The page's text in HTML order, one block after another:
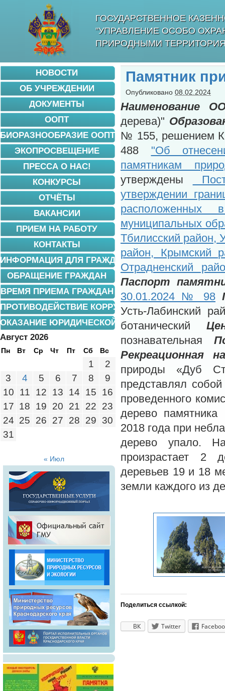
ГОСУДАРСТВЕННОЕ
"УПРАВЛЕНИЕ ОСОБО
ПРИРОДНЫМИ
Памятник
Опубликовано 08.02.2024
Наименование
дерева)"
№ 155, решением
488 "Об
памятникам
утверждены
утверждении
муниципальных
Тбилисский район,
район, Крымский
Отрадненский
Паспорт
30.01.2024 № 98
Усть-Лабинский
ботанический
познавательная
Рекреационная
природы «Дуб
представлял
проведенного
дерево
2018 года при
дерево упало.
произрастает 2
деревьев 19 и 18
земли каждого из
Поделиться ссылкой:
ВК Twitter
НОВОСТИ
ОБ УЧРЕЖДЕНИИ
ДОКУМЕНТЫ
ООПТ
БИОРАЗНООБРАЗИЕ ООПТ
ЭКОПРОСВЕЩЕНИЕ
ПРЕССА О НАС!
КОНКУРСЫ
ОТЧЁТЫ
ВАКАНСИИ
ПРИЕМ НА РАБОТУ
КОНТАКТЫ
ИНФОРМАЦИЯ ДЛЯ ГРАЖДАН
ОБРАЩЕНИЕ ГРАЖДАН
ВРЕМЯ ПРИЕМА ГРАЖДАН
ПРОТИВОДЕЙСТВИЕ КОРРУПЦИИ
ОКАЗАНИЕ ЮРИДИЧЕСКОЙ ПОМОЩИ
Август 2026
Пн Вт Ср Чт Пт Сб Вс
1
2
3
4 5 6 7 8
9
10
11 12 13 14 15
16
17 18 19 20 21 22
23
24 25 26 27 28 29
30
31
« Июл